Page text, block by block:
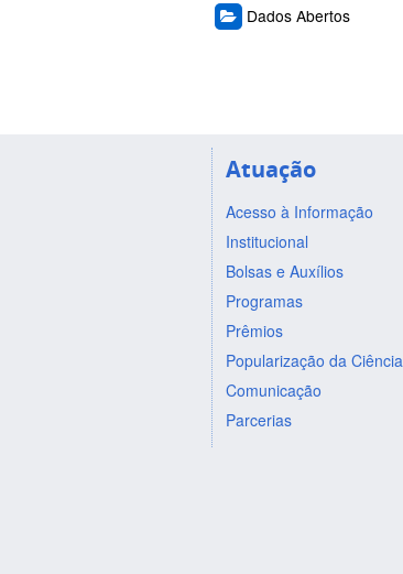
Dados Abertos
Atuação
Acesso à Informação
Institucional
Bolsas e Auxílios
Programas
Prêmios
Popularização da Ciência
Comunicação
Parcerias